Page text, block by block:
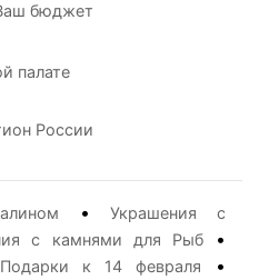
бюджет
палате
России
•Украшения с
с камнями для Рыб•
Подарки к 14 февраля •